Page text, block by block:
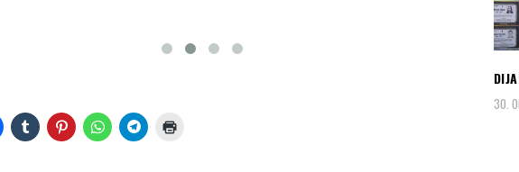
30.